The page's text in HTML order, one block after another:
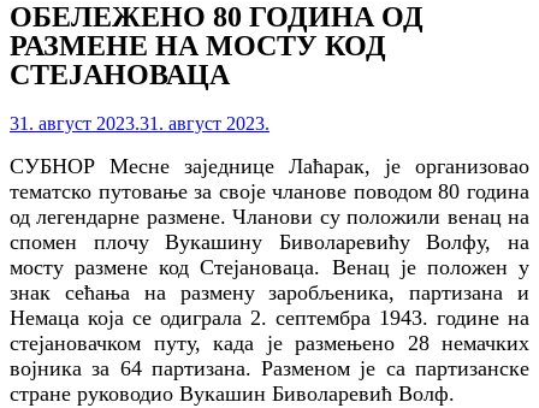
ОБЕЛЕЖЕНО 80 ГОДИНА ОД
РАЗМЕНЕ НА МОСТУ КОД
СТЕЈАНОВАЦА
31. август 2023.31. август 2023.
СУБНОР Месне заједнице Лаћарак, је организовао
тематско путовање за своје чланове поводом 80 година
од легендарне размене. Чланови су положили венац на
спомен плочу Вукашину Биволаревићу Волфу, на
мосту размене код Стејановаца. Венац је положен у
знак сећања на размену заробљеника, партизана и
Немаца која се одиграла 2. септембра 1943. године на
стејановачком путу, када је размењено 28 немачких
војника за 64 партизана. Разменом је са партизанске
стране руководио Вукашин Биволаревић Волф.